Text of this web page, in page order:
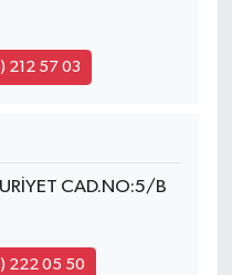
212 57 03
CAD.NO:5/B
222 05 50